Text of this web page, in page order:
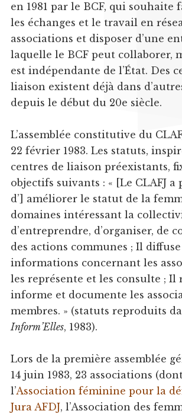
en 1981 par le BCF, qui souhaite
les échanges et le travail en
associations et disposer d’une
laquelle le BCF peut collaborer,
est indépendante de l’État. Des
liaison existent déjà dans
depuis le début du 20e siècle.
L’assemblée constitutive du
22 février 1983. Les statuts,
centres de liaison préexistants,
objectifs suivants : « [Le CLAFJ a
d’] améliorer le statut de la
domaines intéressant la
d’entreprendre, d’organiser, de
des actions communes ; Il diffuse
informations concernant les
les représente et les consulte ; Il
informe et documente les
membres. » (statuts reproduits
Inform’Elles, 1983).
Lors de la première assemblée
14 juin 1983, 23 associations
l’Association féminine pour la
Jura AFDJ, l’Association des